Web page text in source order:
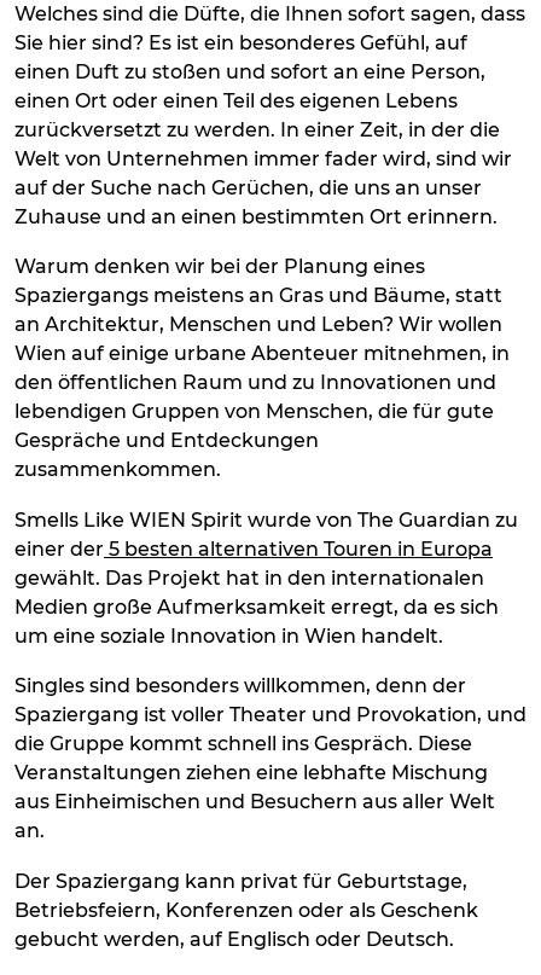
Welches sind die Düfte, die Ihnen sofort sagen, dass
Sie hier sind? Es ist ein besonderes Gefühl, auf
einen Duft zu stoßen und sofort an eine Person,
einen Ort oder einen Teil des eigenen Lebens
zurückversetzt zu werden. In einer Zeit, in der die
Welt von Unternehmen immer fader wird, sind wir
auf der Suche nach Gerüchen, die uns an unser
Zuhause und an einen bestimmten Ort erinnern.
Warum denken wir bei der Planung eines
Spaziergangs meistens an Gras und Bäume, statt
an Architektur, Menschen und Leben? Wir wollen
Wien auf einige urbane Abenteuer mitnehmen, in
den öffentlichen Raum und zu Innovationen und
lebendigen Gruppen von Menschen, die für gute
Gespräche und Entdeckungen
zusammenkommen.
Smells Like WIEN Spirit wurde von The Guardian zu
einer der 5 besten alternativen Touren in Europa
gewählt. Das Projekt hat in den internationalen
Medien große Aufmerksamkeit erregt, da es sich
um eine soziale Innovation in Wien handelt.
Singles sind besonders willkommen, denn der
Spaziergang ist voller Theater und Provokation, und
die Gruppe kommt schnell ins Gespräch. Diese
Veranstaltungen ziehen eine lebhafte Mischung
aus Einheimischen und Besuchern aus aller Welt
an.
Der Spaziergang kann privat für Geburtstage,
Betriebsfeiern, Konferenzen oder als Geschenk
gebucht werden, auf Englisch oder Deutsch.